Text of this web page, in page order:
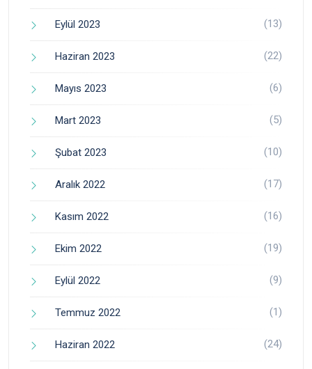
Eylül 2023 (13)
Haziran 2023 (22)
Mayıs 2023 (6)
Mart 2023 (5)
Şubat 2023 (10)
Aralık 2022 (17)
Kasım 2022 (16)
Ekim 2022 (19)
Eylül 2022 (9)
Temmuz 2022 (1)
Haziran 2022 (24)